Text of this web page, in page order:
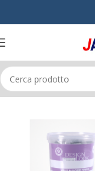
Home CAPELLI